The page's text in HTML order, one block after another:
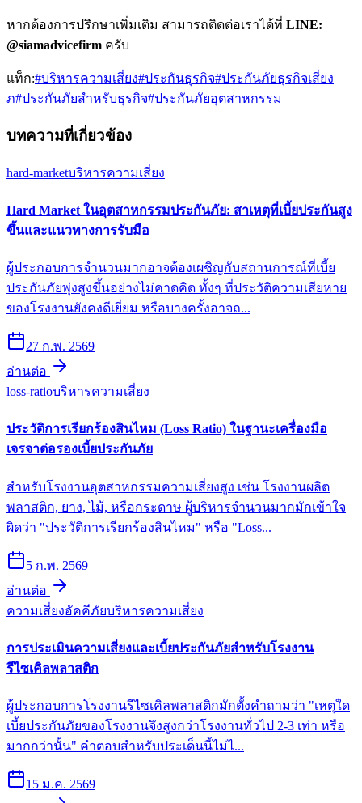
หากต้องการปรึกษาเพิ่มเติม สามารถติดต่อเราได้ที่ LINE:
@siamadvicefirm ครับ
แท็ก:#บริหารความเสี่ยง#ประกันธุรกิจ#ประกันภัยธุรกิจเสี่ยง
ภ#ประกันภัยสำหรับธุรกิจ#ประกันภัยอุตสาหกรรม
บทความที่เกี่ยวข้อง
hard-marketบริหารความเสี่ยง
Hard Market ในอุตสาหกรรมประกันภัย: สาเหตุที่เบี้ยประกันสูง
ขึ้นและแนวทางการรับมือ
ผู้ประกอบการจำนวนมากอาจต้องเผชิญกับสถานการณ์ที่เบี้ย
ประกันภัยพุ่งสูงขึ้นอย่างไม่คาดคิด ทั้งๆ ที่ประวัติความเสียหาย
ของโรงงานยังคงดีเยี่ยม หรือบางครั้งอาจถ...
27 ก.พ. 2569
อ่านต่อ
loss-ratioบริหารความเสี่ยง
ประวัติการเรียกร้องสินไหม (Loss Ratio) ในฐานะเครื่องมือ
เจรจาต่อรองเบี้ยประกันภัย
สำหรับโรงงานอุตสาหกรรมความเสี่ยงสูง เช่น โรงงานผลิต
พลาสติก, ยาง, ไม้, หรือกระดาษ ผู้บริหารจำนวนมากมักเข้าใจ
ผิดว่า "ประวัติการเรียกร้องสินไหม" หรือ "Loss...
5 ก.พ. 2569
อ่านต่อ
ความเสี่ยงอัคคีภัยบริหารความเสี่ยง
การประเมินความเสี่ยงและเบี้ยประกันภัยสำหรับโรงงาน
รีไซเคิลพลาสติก
ผู้ประกอบการโรงงานรีไซเคิลพลาสติกมักตั้งคำถามว่า "เหตุใด
เบี้ยประกันภัยของโรงงานจึงสูงกว่าโรงงานทั่วไป 2-3 เท่า หรือ
มากกว่านั้น" คำตอบสำหรับประเด็นนี้ไม่ไ...
15 ม.ค. 2569